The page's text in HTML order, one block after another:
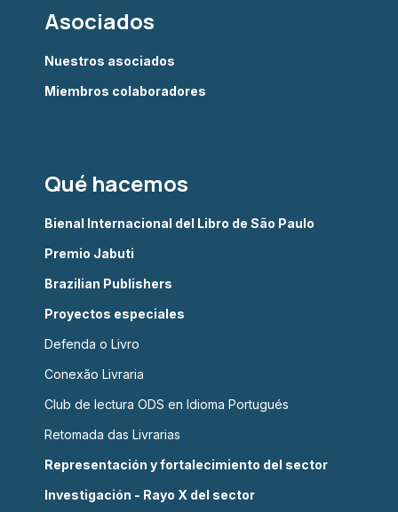
Asociados
Nuestros asociados
Miembros colaboradores
Qué hacemos
Bienal Internacional del Libro de São Paulo
Premio Jabuti
Brazilian Publishers
Proyectos especiales
Defenda o Livro
Conexão Livraria
Club de lectura ODS en Idioma Portugués
Retomada das Livrarias
Representación y fortalecimiento del sector
Investigación - Rayo X del sector